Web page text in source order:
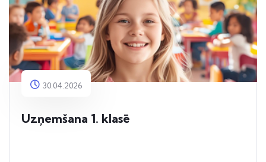
30.04.2026
Uzņemšana 1. klasē